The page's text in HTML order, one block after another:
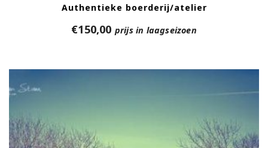
Authentieke boerderij/atelier
€150,00 prijs in laagseizoen